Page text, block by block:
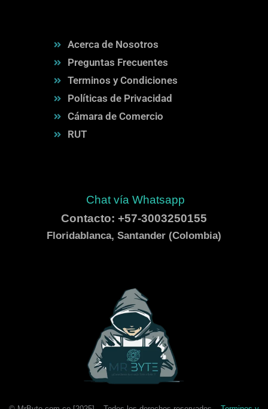
Acerca de Nosotros
Preguntas Frecuentes
Terminos y Condiciones
Políticas de Privacidad
Cámara de Comercio
RUT
Chat vía Whatsapp
Contacto: +57-3003250155
Floridablanca, Santander (Colombia)